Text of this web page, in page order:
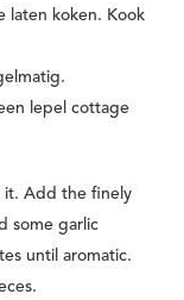
laten koken. Kook
lepel cottage
it. Add the finely
some garlic
until aromatic.